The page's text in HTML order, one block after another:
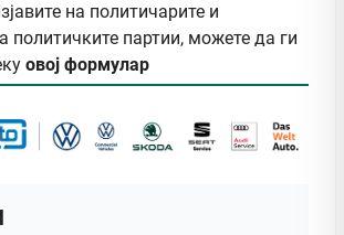
на политичарите и
политичките партии, можете да ги
овој формулар